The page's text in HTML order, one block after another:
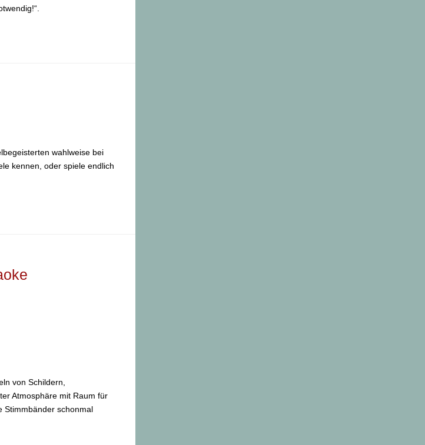
wahlweise bei
kennen, oder spiele endlich
von Schildern,
Atmosphäre mit Raum für
Stimmbänder schonmal